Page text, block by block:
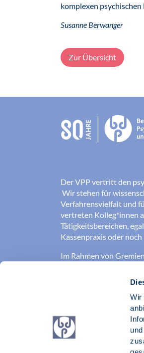
Wir
komplexen
Susanne Berwanger
Zur Übersicht
Der VPP vertritt den
Wir stehen für
Verfahrensvielfalt und
vertreten Kolleg*innen
Tätigkeitsbereichen,
Kassenpraxis oder
Im Rahmen von
Gute Psychotherapie
Verband der
BDP e. V.